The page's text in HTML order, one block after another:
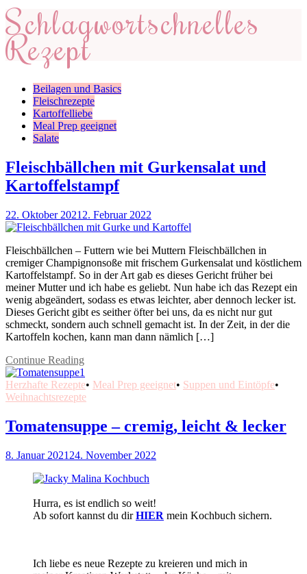
Schlagwortschnelles
Rezept
Beilagen und Basics
Fleischrezepte
Kartoffelliebe
Meal Prep geeignet
Salate
Fleischbällchen mit Gurkensalat und
Kartoffelstampf
22. Oktober 2021 2. Februar 2022
Fleischbällchen – Futtern wie bei Muttern Fleischbällchen in
cremiger Champignonsoße mit frischem Gurkensalat und köstlichem
Kartoffelstampf. So in der Art gab es dieses Gericht früher bei
meiner Mutter und ich habe es geliebt. Nun habe ich das Rezept ein
wenig abgeändert, sodass es etwas leichter, aber dennoch lecker ist.
Dieses Gericht gibt es seither öfter bei uns, da es nicht nur gut
schmeckt, sondern auch schnell gemacht ist. In der Zeit, in der die
Kartoffeln kochen, kann man dann nämlich […]
Continue Reading
Herzhafte Rezepte• Meal Prep geeignet• Suppen und Eintöpfe•
Weihnachtsrezepte
Tomatensuppe – cremig, leicht & lecker
8. Januar 2021 24. November 2022
Hurra, es ist endlich so weit!
Ab sofort kannst du dirHIER mein Kochbuch sichern.
Ich liebe es neue Rezepte zu kreieren und mich in